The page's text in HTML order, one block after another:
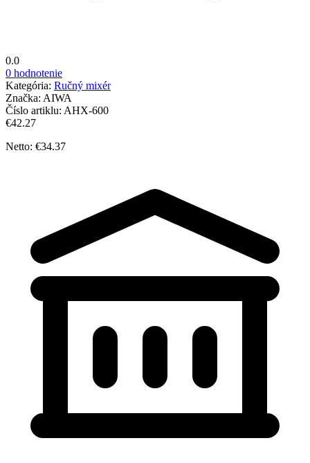
0.0
0 hodnotenie
Kategória: Ručný mixér
Značka: AIWA
Číslo artiklu: AHX-600
€42.27
Netto: €34.37